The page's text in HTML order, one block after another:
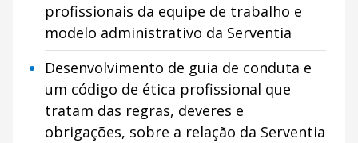
profissionais da equipe de trabalho e
modelo administrativo da Serventia
Desenvolvimento de guia de conduta e
um código de ética profissional que
tratam das regras, deveres e
obrigações, sobre a relação da Serventia